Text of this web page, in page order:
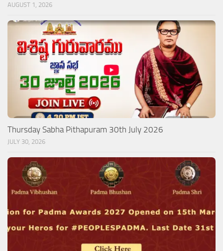
AUGUST 1, 2026
Thursday Sabha Pithapuram 30th July 2026
JULY 30, 2026